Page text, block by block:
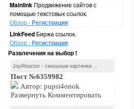
Mainlink Продвижение сайтов с
помощью текстовых ссылок.
Обзор -Регистрация
LinkFeed Биржа ссылок.
Обзор -Регистрация
Развлечения на выбор !
JoyReactor - смешные картинки ...
Пост №6359982
Автор: pupsi4onok
Развернуть Комментировать